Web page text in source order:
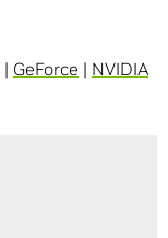
| GeForce | NVIDIA